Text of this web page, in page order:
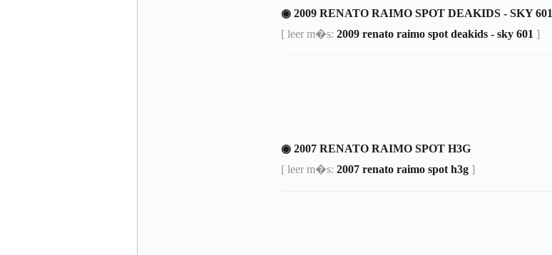
◉ 2009 RENATO RAIMO SPOT DEAKIDS - SKY 601
[ leer m�s: 2009 renato raimo spot deakids - sky 601 ]
◉ 2007 RENATO RAIMO SPOT H3G
[ leer m�s: 2007 renato raimo spot h3g ]